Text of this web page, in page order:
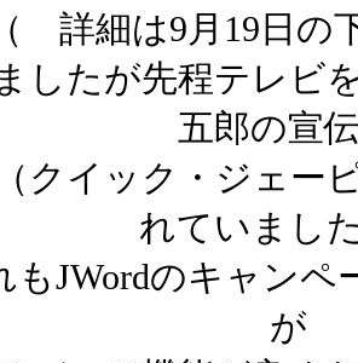
詳細は9月19日の
したが先程テレビ
五郎の宣
クイック・ジェー
れていまし
もJWordのキャンペ
が